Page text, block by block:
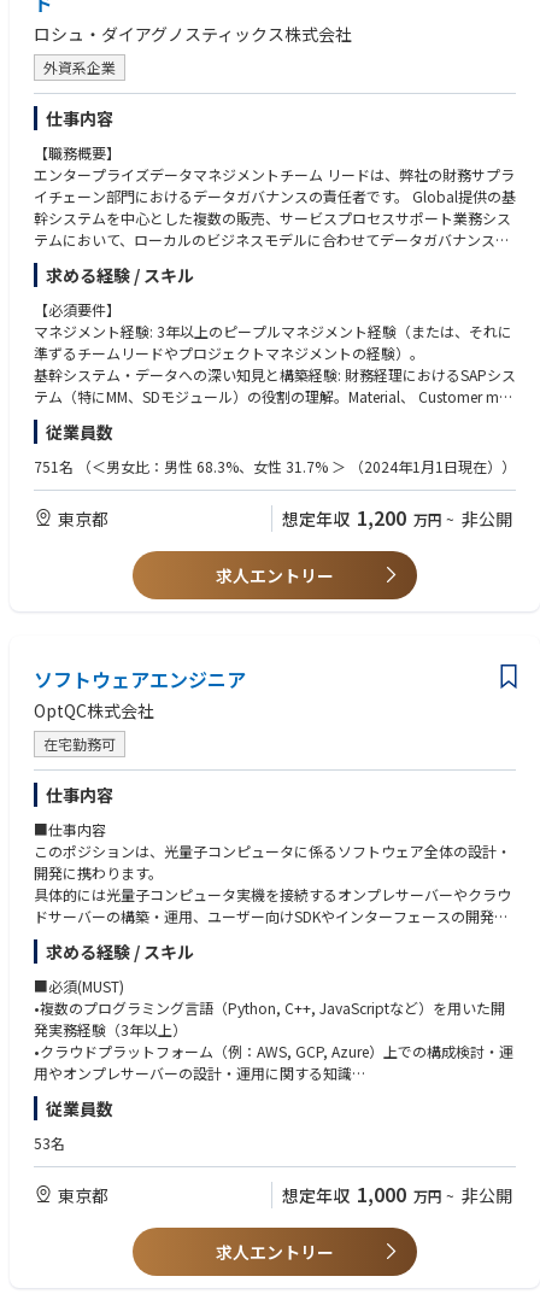
ロシュ・ダイアグノスティックス株式会社
外資系企業
仕事内容
【職務概要】
エンタープライズデータマネジメントチーム リードは、弊社の財務サプラ
イチェーン部門におけるデータガバナンスの責任者です。 Global提供の基
幹システムを中心とした複数の販売、サービスプロセスサポート業務シス
テムにおいて、ローカルのビジネスモデルに合わせてデータガバナンスの
枠組みを作り、データの正確性と整合性を常に担保し、コマーシャルオペ
レーションが円滑かつタイムリーに実行します。また、グローバルテンプ
レートに準拠した新たなマスターデータ（Contract data等）の導入、お
よびMaterial/Customer master/Equipment master等のメンテナンスを最
適化するための新しいポリシー・プロセスの策定を主導します。 変化の速
いビジネスの中で、プロセスの説明責任を果たしながらプロセスの標準化
やデジタル化を推進し、部下を育成することで持続可能なデータ基盤を作
することが求められます。
【主な職務内容】
1. チームマネジメントおよびピープルディベロップメント
組織の統括: チームメンバー（含派遣社員）の業務とその進捗を可視化、
ォーミング組織と強固なデータマネジメント基盤を構築する。
人材育成: メンバーのスキルアップ（データ分析能力、SAP習熟度など）を
備）を進め、継続的なプロセスの効率化、最適化を推進する。
2. データガバナンスとオペレーショナル・エクセレンス
マスターデータの品質担保: SAP、CRM等の複数システムにおけるマスタ
ーデータのクオリティ基準と管理体制を策定・維持する。特に、これまで
国内になかった「Contract data（契約データ）」マスターの導入を牽引
し、その運用プロセスを確立する。 常に精度の高いマスターデータのみが
End to Endのプロセスにて流通する仕組みを作ることで、データ起因によ
る請求エラーや物流トラブルを未然に防ぐ。
ポリシー・プロセスの新規策定: Material masterやCustomer masterのメン
テナンスを適切に行うための、新しいポリシーや業務プロセスの設計・構
築をリードする。
プロセスの最適化（内部統制・コンプライアンス対応）: 値引計算や請求
等の処理において内部統制を遵守し、不正や誤謬のない堅牢なオペレーシ
ョンフローを維持・改善する。
システム障害・イレギュラー対応の指揮: 各業務システム間のデータ連携
エラー発生時における、根本原因の特定と迅速なリカバリー策の決定（保
守ベンダーマネジメントも含む）を行う。
3. 戦略的プロジェクトの推進とステークホルダーマネジメント
SAP切替プロジェクトの牽引: SAPのリプレイスプロジェクトにおいて、マ
運用を確かなものにする。また、EDIとSAPを中継する社内システムをSAP
のリプレイスに合わせた形に最適化する。
他部門との合意形成: マスターデータの運用ルールや値引ポリシーのオー
ェーン）などのシニアリーダーやカウンターパートへ積極的に働きかけ、
緊密に連携することで最適化をリードする。
グローバルとの連携: グローバルのデータガバナンスポリシーや基幹シス
求める経験 / スキル
【必須要件】
マネジメント経験: 3年以上のピープルマネジメント経験（または、それに
準ずるチームリードやプロジェクトマネジメントの経験）。
基幹システム・データへの深い知見と構築経験: 財務経理におけるSAPシス
テム（特にMM、SDモジュール）の役割の理解。Material、 Customer mas
ter等の管理・改善経験、またはContract data（契約データ）などの新し
いマスターデータ・ポリシーの策定やプロセスを構築した経験。
プロセス改善および高いコミュニケーション能力: 複雑なデータフローや
してプロセスの重要性を論理的に説明し、改善を巻き込む能力（ビジネス
要件をシステム/データ要件へ翻訳できるスキル）。
語学力: ビジネスレベルの英語力（グローバルのIT/プロジェクトマネジメ
ントチームとの会議出席、メール、システム仕様変更に関する交渉が可能
リューション）および業界特有の値引（仕切、リベート等）の慣行に関す
る深い知識。
チェンジマネジメント経験: 業務プロセスの自動化（RPA導入など）、シス
テム刷新、または組織変更のチェンジマネジメントをリードした経験。
【求める人物像】
リーダーシップと対人影響力: 複雑な利害関係が絡むデータ管理におい
て、論理的かつ粘り強く他部門と交渉し、合意を形成できる方。
高い倫理観と責任感: 財務およびコンプライアンスに直結するデータを扱
うため、妥協のない正確性とガバナンス意識を持てる方。
変革へのマインドセット: 現状の「マニュアル処理」を維持するだけでな
く、最新のデジタルツールやAIを駆使し新しい観点で変革をリードできる
方。
ビジネス洞察力と問題解決力: 変化が早いビジネス環境にて、ステークホ
ルダーの多い複雑な問題の本質を素早く理解し、チームのアクションに変
換できる洞察力と応用力を発揮できる方。
従業員数
751名 （＜男女比：男性 68.3%、女性 31.7% ＞ （2024年1月1日現在））
東京都 想定年収 1,200 万円 ~ 非公開
求人エントリー
ソフトウェアエンジニア
OptQC株式会社
在宅勤務可
仕事内容
■仕事内容
このポジションは、光量子コンピュータに係るソフトウェア全体の設計・
開発に携わります。
具体的には光量子コンピュータ実機を接続するオンプレサーバーやクラウ
ドサーバーの構築・運用、ユーザー向けSDKやインターフェースの開発、
そしてそれらの認証や整備全般を担います。
•光量子コンピュータに関連するソフトウェアシステム（オンプレおよび
クラウドサーバー、認証システム）の設計、開発、運用
•ユーザー向けSDKやインターフェースの開発
•社内外のソフトウェア開発チームとの連携
•ハードウェア開発部門と密接に連携し、技術的な要件や課題を整理・調
•クライアントやユーザーとのコミュニケーションを通じて、フィードバッ
クを収集し、改善策を提案
■アピールポイント
会の課題解決を目指しています。
光を利用した次世代量子技術により、従来のコンピュータでは到達できな
求める経験 / スキル
■必須(MUST)
•複数のプログラミング言語（Python, C++, JavaScriptなど）を用いた開
発実務経験（3年以上）
•クラウドプラットフォーム（例：AWS, GCP, Azure）上での構成検討・運
用やオンプレサーバーの設計・運用に関する知識
•UNIX/Linux環境での開発経験
•GitやGitLabなどのバージョン管理システム使用経験
•英語でのコミュニケーション能力
■歓迎(WANT)
•自社プロダクトの開発経験
•ユーザー認証・認可を含むシステムインフラの設計・実装経験
•SDKやAPIの設計・開発経験
•内部的な議論を英語でできること
従業員数
53名
東京都 想定年収 1,000 万円 ~ 非公開
求人エントリー